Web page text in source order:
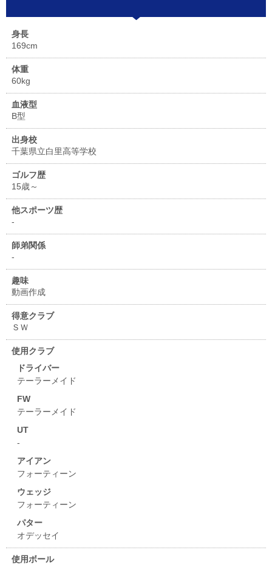
身長
169cm
体重
60kg
血液型
B型
出身校
千葉県立白里高等学校
ゴルフ歴
15歳～
他スポーツ歴
-
師弟関係
-
趣味
動画作成
得意クラブ
ＳＷ
使用クラブ
ドライバー
テーラーメイド
FW
テーラーメイド
UT
-
アイアン
フォーティーン
ウェッジ
フォーティーン
パター
オデッセイ
使用ボール